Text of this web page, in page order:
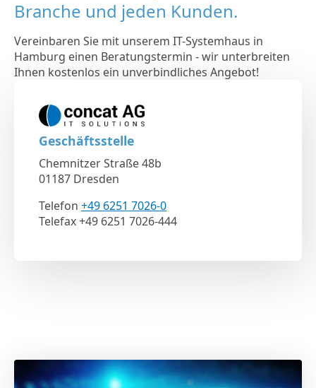
Branche und jeden Kunden.
Vereinbaren Sie mit unserem IT-Systemhaus in
Hamburg einen Beratungstermin - wir unterbreiten
Ihnen kostenlos ein unverbindliches Angebot!
Geschäftsstelle
Chemnitzer Straße 48b
01187 Dresden
Telefon +49 6251 7026-0
Telefax +49 6251 7026-444